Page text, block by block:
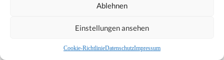
Ablehnen
Einstellungen ansehen
Cookie-RichtlinieDatenschutzImpressum